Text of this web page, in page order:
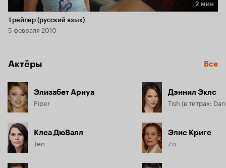
Длительность 2 мин
2 мин
Трейлер (русский язык)
5 февраля 2010
Актёры Все
Элизабет Арнуа
Piper
Клеа ДюВалл
Jen
Дэннил Эклс
Tish (в титрах:
Элис Криге
Zo